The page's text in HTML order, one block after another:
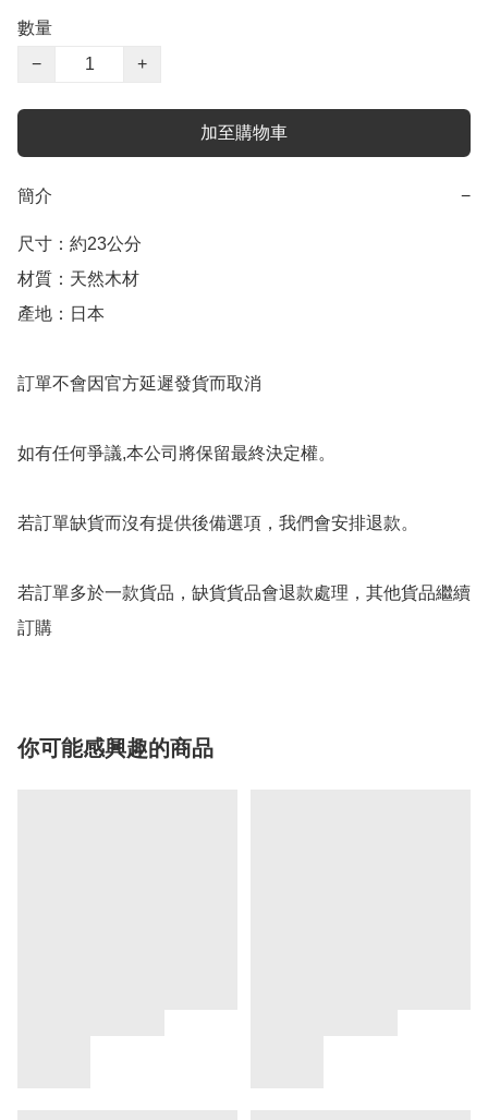
數量
−
+
加至購物車
簡介 −
尺寸：約23公分
材質：天然木材
產地：日本
訂單不會因官方延遲發貨而取消
如有任何爭議,本公司將保留最終決定權。
若訂單缺貨而沒有提供後備選項，我們會安排退款。
若訂單多於一款貨品，缺貨貨品會退款處理，其他貨品繼續
你可能感興趣的商品